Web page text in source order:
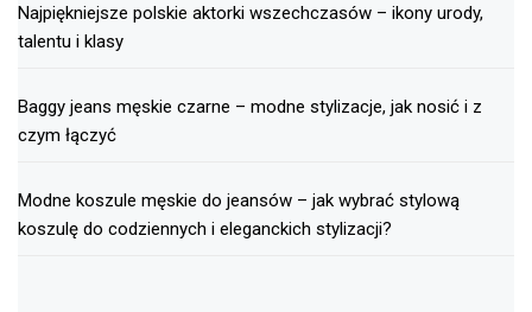
Najpiękniejsze polskie aktorki wszechczasów – ikony urody,
talentu i klasy
Baggy jeans męskie czarne – modne stylizacje, jak nosić i z
czym łączyć
Modne koszule męskie do jeansów – jak wybrać stylową
koszulę do codziennych i eleganckich stylizacji?